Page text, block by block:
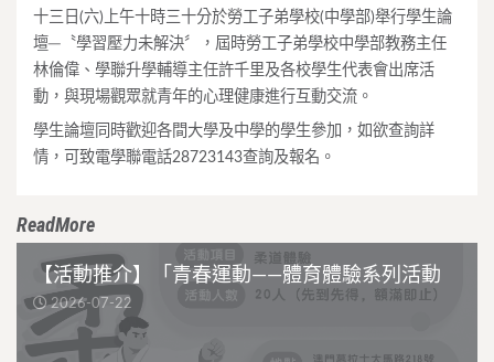
十三日(六)上午十時三十分於勞工子弟學校(中學部)舉行學生論
壇─〝學習壓力未解決〞，屆時勞工子弟學校中學部教務主任
林倫偉、學聯升學輔導主任許千里及各校學生代表會出席活
動，與現場觀眾就青年的心理健康進行互動交流。
學生論壇同時歡迎各間大學及中學的學生參加，如欲查詢詳
情，可致電學聯電話28723143查詢及報名。
ReadMore
【活動推介】「青春運動——體育體驗系列活動
2026-07-22